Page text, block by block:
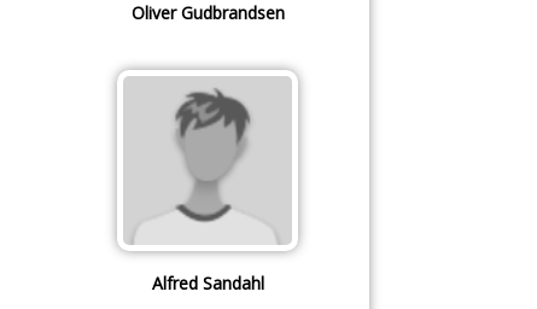
Oliver Gudbrandsen
Alfred Sandahl